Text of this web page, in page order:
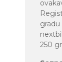
gradu
250